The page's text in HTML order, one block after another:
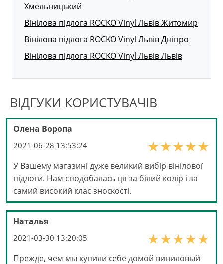
Хмельницький
Вінілова підлога ROCKO Vinyl Львів Житомир
Вінілова підлога ROCKO Vinyl Львів Дніпро
Вінілова підлога ROCKO Vinyl Львів Львів
ВІДГУКИ КОРИСТУВАЧІВ
Олена Воропа
2021-06-28 13:53:24
У Вашему магазині дуже великий вибір вінілової
підлоги. Нам сподобалась ця за білий колір і за
самий високий клас зноскості.
Наталья
2021-03-30 13:20:05
Прежде, чем мы купили себе домой виниловый